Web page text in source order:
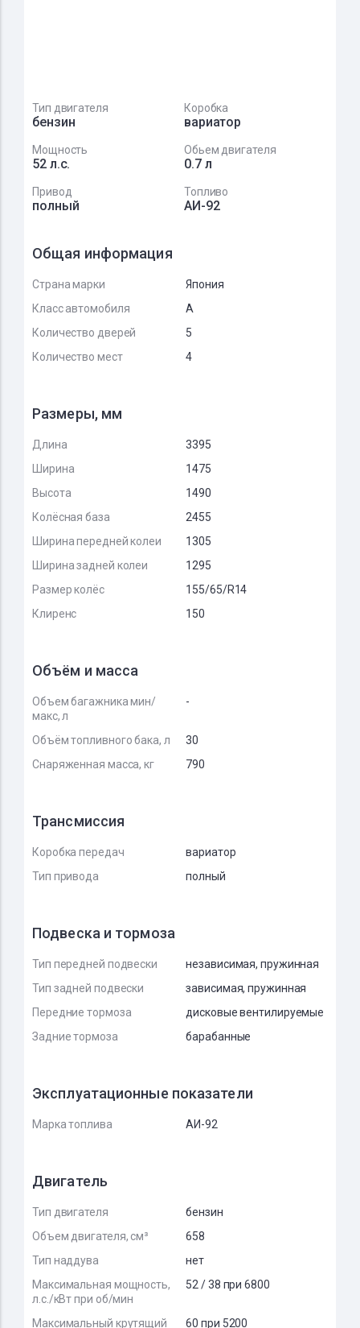
Тип двигателя
бензин
Коробка
вариатор
Мощность
52 л.с.
Обьем двигателя
0.7 л
Привод
полный
Топливо
АИ-92
Общая информация
Страна марки
Япония
Класс автомобиля
A
Количество дверей
5
Количество мест
4
Размеры, мм
Длина
3395
Ширина
1475
Высота
1490
Колёсная база
2455
Ширина передней колеи
1305
Ширина задней колеи
1295
Размер колёс
155/65/R14
Клиренс
150
Объём и масса
Объем багажника мин/
макс, л
-
Объём топливного бака, л
30
Снаряженная масса, кг
790
Трансмиссия
Коробка передач
вариатор
Тип привода
полный
Подвеска и тормоза
Тип передней подвески
независимая, пружинная
Тип задней подвески
зависимая, пружинная
Передние тормоза
дисковые вентилируемые
Задние тормоза
барабанные
Эксплуатационные показатели
Марка топлива АИ-92
Двигатель
Тип двигателя
бензин
Объем двигателя, см³
658
Тип наддува
нет
Максимальная мощность,
л.с./кВт при об/мин
52 / 38 при 6800
Максимальный крутящий 60 при 5200